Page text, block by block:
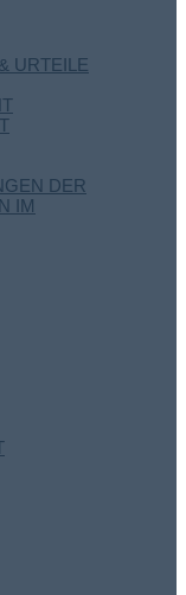
URTEILE
DER
IM